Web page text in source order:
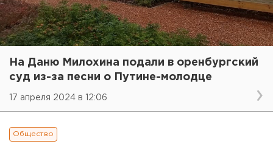
На Даню Милохина подали в оренбургский
суд из-за песни о Путине-молодце
17 апреля 2024 в 12:06
Общество